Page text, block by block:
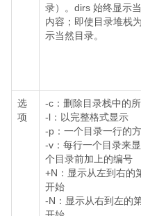
录）。dirs 始终显示
内容；即使目录堆栈
示当然目录。
选
项
-c：删除目录栈中的
-l：以完整格式显示
-p：一个目录一行的
-v：每行一个目录来
个目录前加上的编号
+N：显示从左到右的
开始
-N：显示从右到左的